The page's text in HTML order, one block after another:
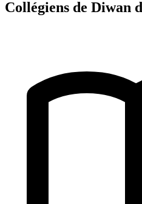
Collégiens de Diwan